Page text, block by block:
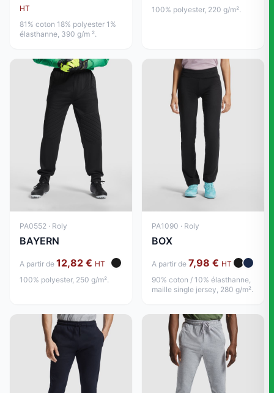
HT
81% coton 18% polyester 1%
élasthanne, 390 g/m ².
100% polyester, 220 g/m².
PA0552 · Roly
BAYERN
A partir de 12,82 € HT
100% polyester, 250 g/m².
PA1090 · Roly
BOX
A partir de 7,98 € HT
90% coton / 10% élasthanne,
maille single jersey, 280 g/m².